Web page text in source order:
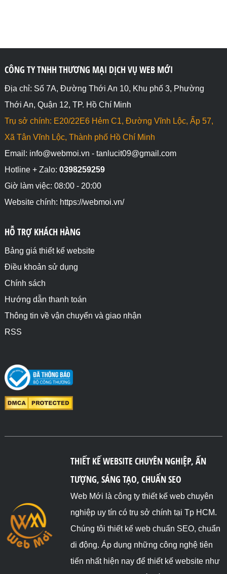
CÔNG TY TNHH THƯƠNG MẠI DỊCH VỤ WEB MỚI
Địa chỉ: Số 7A, Đường Thới An 10, Khu phố 3, Phường
Thới An, Quận 12, TP. Hồ Chí Minh
Trụ sở chính: E20/22E6 Hẻm C1, Đường Vĩnh Lộc, Ấp 57,
Xã Tân Vĩnh Lộc, Thành phố Hồ Chí Minh
Email: info@webmoi.vn - tanlucit09@gmail.com
Hotline + Zalo: 0398259259
Giờ làm việc: 08:00 - 20:00
Website chính: https://webmoi.vn/
HỖ TRỢ KHÁCH HÀNG
Bảng giá thiết kế website
Điều khoản sử dụng
Chính sách
Hướng dẫn thanh toán
Thông tin về vận chuyển và giao nhận
RSS
THIẾT KẾ WEBSITE CHUYÊN NGHIỆP, ẤN
TƯỢNG, SÁNG TẠO, CHUẨN SEO
Web Mới là công ty thiết kế web chuyên
nghiệp uy tín có trụ sở chính tại Tp HCM.
Chúng tôi thiết kế web chuẩn SEO, chuẩn
di động. Áp dụng những công nghệ tiên
tiến nhất hiện nay để thiết kế website như